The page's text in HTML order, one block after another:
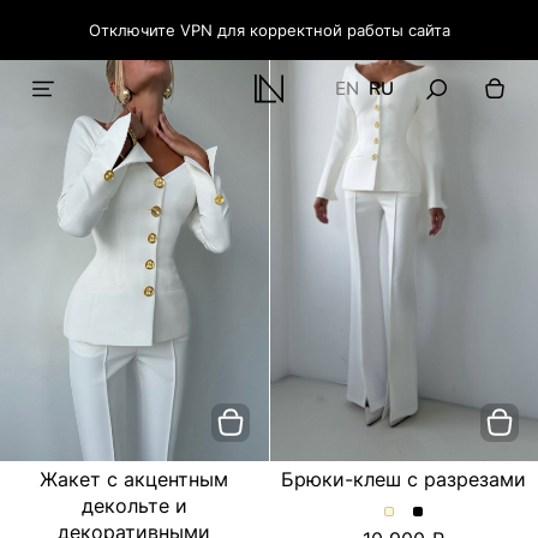
Отключите VPN для корректной работы сайта
EN RU
Жакет с акцентным
декольте и
декоративными
Брюки-клеш с разрезами
Брюки-Брюки-